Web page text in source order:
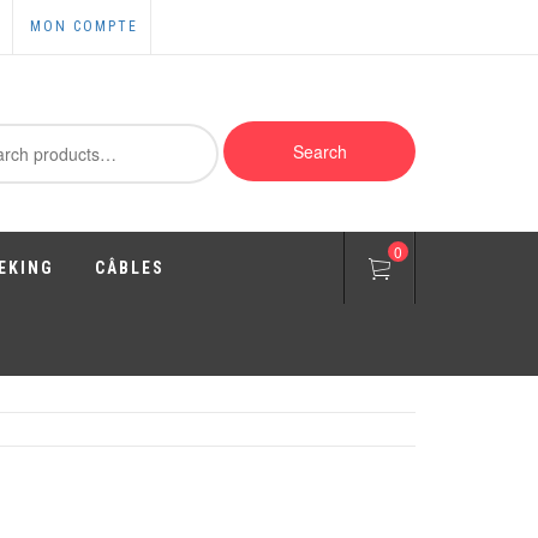
MON COMPTE
Search
CÂBLES
0